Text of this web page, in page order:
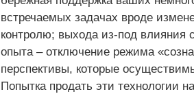
встречаемых задачах вроде
контролю; выхода из-под влияния
опыта – отключение режима
перспективы, которые
Попытка продать эти технологии